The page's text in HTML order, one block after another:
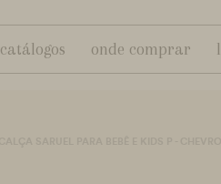
catálogos onde comprar